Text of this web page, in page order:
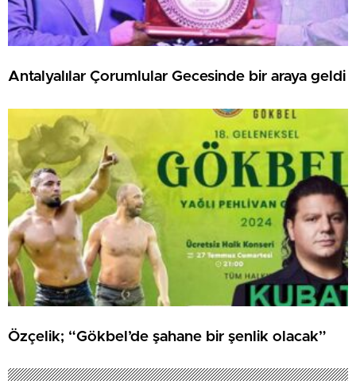
Antalyalılar Çorumlular Gecesinde bir araya geldi
Özçelik; “Gökbel’de şahane bir şenlik olacak”